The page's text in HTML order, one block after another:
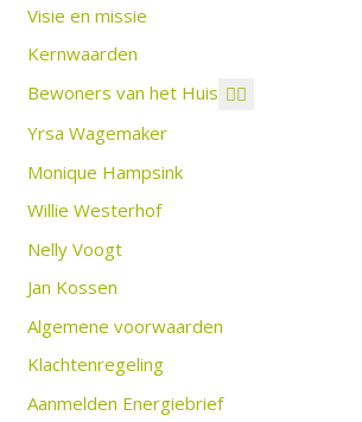
Visie en missie
Kernwaarden
Bewoners van het Huis
Yrsa Wagemaker
Monique Hampsink
Willie Westerhof
Nelly Voogt
Jan Kossen
Algemene voorwaarden
Klachtenregeling
Aanmelden Energiebrief